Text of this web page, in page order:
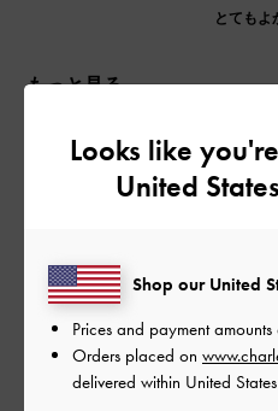
とてもよ
もっと見る
このレビュ
ご利用者様
夏らしくて可愛
Looks like
United
Shop our United
Prices and payment
Orders placed on
delivered within United